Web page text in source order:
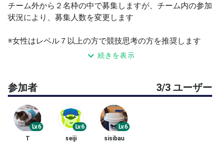
チーム外から２名枠の中で募集しますが、チーム内の参加
状況により、募集人数を変更します
※女性はレベル７以上の方で競技思考の方を推奨します
※主催者側の都合で募集を４名へ変更する場合がございま
ご理解いただける方のみ参加申請していただけると助かり
ます
【イベント詳細】
10分前後のウォーミングアップ後にゲーム形式で練習し
続きを表示
参加者 3/3 ユーザー
Lv.6
T
Lv.6
seiji
Lv.6
sisibau